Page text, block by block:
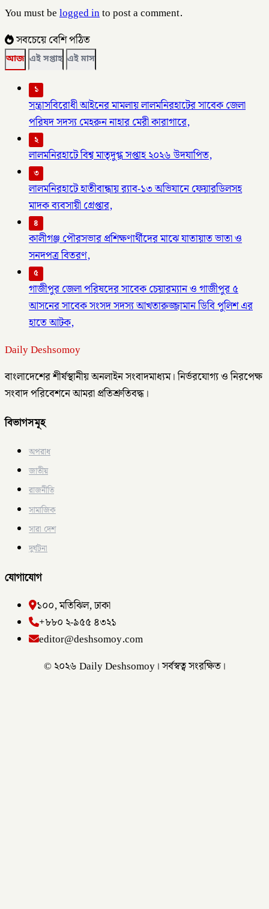
You must belogged into post a comment.
সবচেয়ে বেশি পঠিত
আজ এই সপ্তাহ এই মাস
১
সন্ত্রাসবিরোধী আইনের মামলায় লালমনিরহাটের সাবেক জেলা
পরিষদ সদস্য মেহরুন নাহার মেরী কারাগারে,
২
লালমনিরহাটে বিশ্ব মাতৃদুগ্ধ সপ্তাহ ২০২৬ উদযাপিত,
৩
লালমনিরহাটে হাতীবান্ধায় র‌্যাব-১৩ অভিযানে ফেয়ারডিলসহ
মাদক ব্যবসায়ী গ্রেপ্তার,
৪
কালীগঞ্জ পৌরসভার প্রশিক্ষণার্থীদের মাঝে যাতায়াত ভাতা ও
সনদপত্র বিতরণ,
৫
গাজীপুর জেলা পরিষদের সাবেক চেয়ারম্যান ও গাজীপুর ৫
আসনের সাবেক সংসদ সদস্য আখতারুজ্জামান ডিবি পুলিশ এর
হাতে আটক,
Daily Deshsomoy
বাংলাদেশের শীর্ষস্থানীয় অনলাইন সংবাদমাধ্যম। নির্ভরযোগ্য ও নিরপেক্ষ
সংবাদ পরিবেশনে আমরা প্রতিশ্রুতিবদ্ধ।
বিভাগসমূহ
অপরাধ
জাতীয়
রাজনীতি
সামাজিক
সারা দেশ
দুর্ঘটনা
যোগাযোগ
১০০, মতিঝিল, ঢাকা
+৮৮০ ২-৯৫৫ ৪৩২১
editor@deshsomoy.com
© ২০২৬ Daily Deshsomoy। সর্বস্বত্ব সংরক্ষিত।